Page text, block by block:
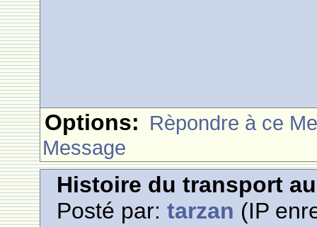
Options: Rèpondre à ce
Message
Histoire du transport
Posté par:tarzan (IP